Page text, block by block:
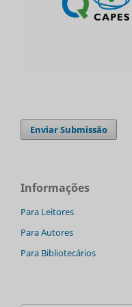
Enviar Submissão
Informações
Para Leitores
Para Autores
Para Bibliotecários